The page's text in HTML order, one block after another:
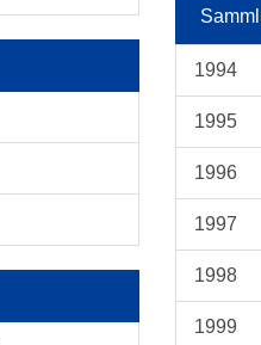
1994
1995
1996
1997
1998
1999